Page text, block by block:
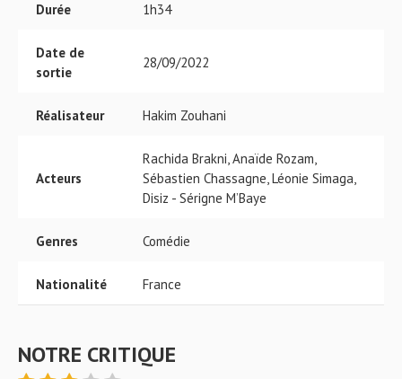
Durée 1h34
Date de
sortie
28/09/2022
Réalisateur Hakim Zouhani
Acteurs
Rachida Brakni, Anaïde Rozam,
Sébastien Chassagne, Léonie Simaga,
Disiz - Sérigne M’Baye
Genres Comédie
Nationalité France
NOTRE CRITIQUE